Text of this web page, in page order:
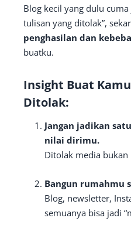
Blog kecil yang dulu
tulisan yang ditolak”,
penghasilan dan
buatku.
Insight Buat
Ditolak:
Jangan jadikan
nilai dirimu.
Ditolak media
Bangun rumahmu
Blog, newsletter,
semuanya bisa jadi